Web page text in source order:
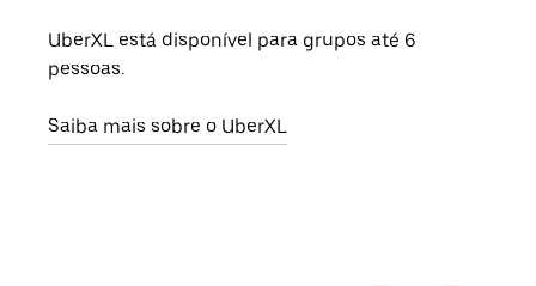
UberXL está disponível para grupos até 6
pessoas.
Saiba mais sobre o UberXL